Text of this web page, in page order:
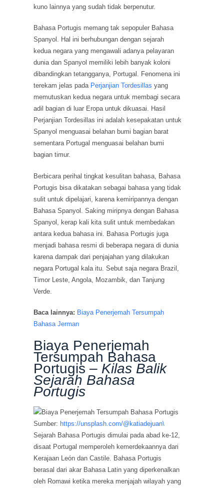
kuno lainnya yang sudah tidak berpenutur.
Bahasa Portugis memang tak sepopuler Bahasa
Spanyol. Hal ini berhubungan dengan sejarah
kedua negara yang mengawali adanya pelayaran
dunia dan Spanyol memiliki lebih banyak koloni
dibandingkan tetangganya, Portugal. Fenomena ini
terekam jelas pada Perjanjian Tordesillas yang
memutuskan kedua negara untuk membagi secara
adil bagian di luar Eropa untuk dikuasai. Hasil
Perjanjian Tordesillas ini adalah kesepakatan untuk
Spanyol menguasai belahan bumi bagian barat
sementara Portugal menguasai belahan bumi
bagian timur.
Berbicara perihal tingkat kesulitan bahasa, Bahasa
Portugis bisa dikatakan sebagai bahasa yang tidak
sulit untuk dipelajari, karena kemiripannya dengan
Bahasa Spanyol. Saking miripnya dengan Bahasa
Spanyol, kerap kali kita sulit untuk membedakan
antara kedua bahasa ini. Bahasa Portugis juga
menjadi bahasa resmi di beberapa negara di dunia
karena dampak dari penjajahan yang dilakukan
negara Portugal kala itu. Sebut saja negara Brazil,
Timor Leste, Angola, Mozambik, dan Tanjung
Verde.
Baca lainnya: Biaya Penerjemah Tersumpah
Bahasa Jerman
Biaya Penerjemah
Tersumpah Bahasa
Portugis – Kilas Balik
Sejarah Bahasa
Portugis
Sumber: https://unsplash.com/@katiadejuan\
Sejarah Bahasa Portugis dimulai pada abad ke-12,
disaat Portugal memperoleh kemerdekaannya dari
Kerajaan León dan Castile. Bahasa Portugis
berasal dari akar Bahasa Latin yang diperkenalkan
oleh Romawi ketika mereka menjajah wilayah yang